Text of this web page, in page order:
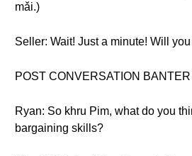
mǎi.)
Seller: Wait! Just a minute! Will
POST CONVERSATION BANTER
Ryan: So khru Pim, what do you
bargaining skills?